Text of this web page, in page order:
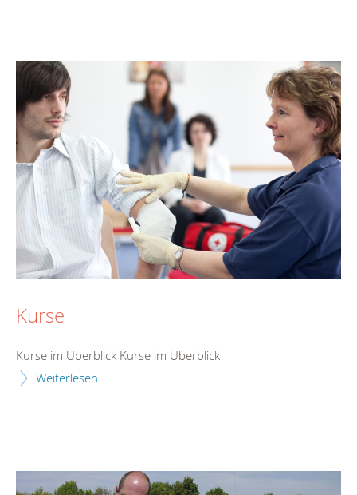
Kurse
Kurse im Überblick Kurse im Überblick
Weiterlesen